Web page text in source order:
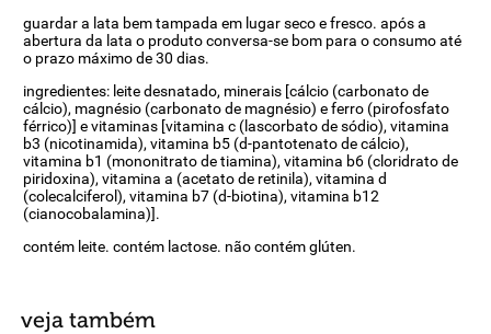
guardar a lata bem tampada em lugar seco e fresco. após a
abertura da lata o produto conversa-se bom para o consumo até
o prazo máximo de 30 dias.
ingredientes: leite desnatado, minerais [cálcio (carbonato de
cálcio), magnésio (carbonato de magnésio) e ferro (pirofosfato
férrico)] e vitaminas [vitamina c (lascorbato de sódio), vitamina
b3 (nicotinamida), vitamina b5 (d-pantotenato de cálcio),
vitamina b1 (mononitrato de tiamina), vitamina b6 (cloridrato de
piridoxina), vitamina a (acetato de retinila), vitamina d
(colecalciferol), vitamina b7 (d-biotina), vitamina b12
(cianocobalamina)].
contém leite. contém lactose. não contém glúten.
veja também